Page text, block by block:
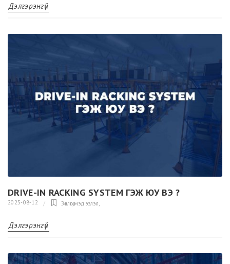
Дэлгэрэнгүй
DRIVE-IN RACKING SYSTEM ГЭЖ ЮУ ВЭ ?
2025-08-12 Зөвлөгөө,мэдээлэл,
Дэлгэрэнгүй